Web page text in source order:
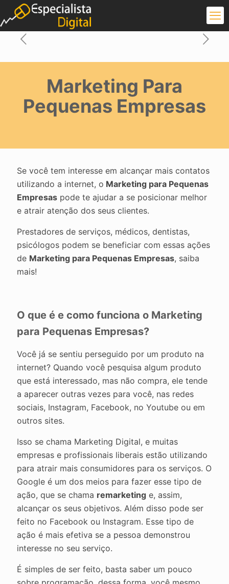
Marketing Para
Pequenas Empresas
Se você tem interesse em alcançar mais contatos
utilizando a internet, o Marketing para Pequenas
Empresas pode te ajudar a se posicionar melhor
e atrair atenção dos seus clientes.
Prestadores de serviços, médicos, dentistas,
psicólogos podem se beneficiar com essas ações
de Marketing para Pequenas Empresas, saiba
mais!
O que é e como funciona o Marketing
para Pequenas Empresas?
Você já se sentiu perseguido por um produto na
internet? Quando você pesquisa algum produto
que está interessado, mas não compra, ele tende
a aparecer outras vezes para você, nas redes
sociais, Instagram, Facebook, no Youtube ou em
outros sites.
Isso se chama Marketing Digital, e muitas
empresas e profissionais liberais estão utilizando
para atrair mais consumidores para os serviços. O
Google é um dos meios para fazer esse tipo de
ação, que se chama remarketing e, assim,
alcançar os seus objetivos. Além disso pode ser
feito no Facebook ou Instagram. Esse tipo de
ação é mais efetiva se a pessoa demonstrou
interesse no seu serviço.
É simples de ser feito, basta saber um pouco